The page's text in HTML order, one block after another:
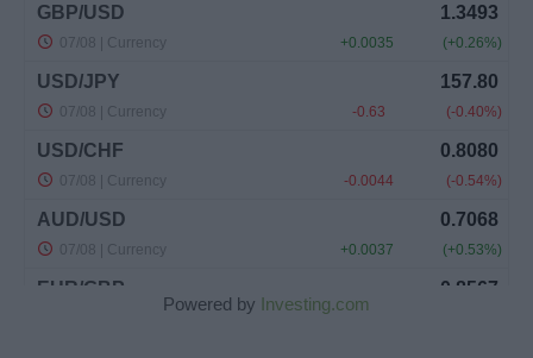
Powered by Investing.com